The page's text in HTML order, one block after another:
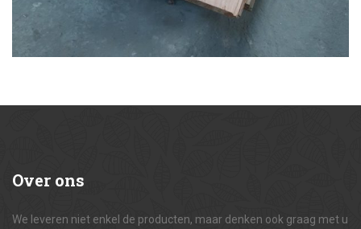
Over ons
We leveren niet enkel de producten, maar denken ook graag met u